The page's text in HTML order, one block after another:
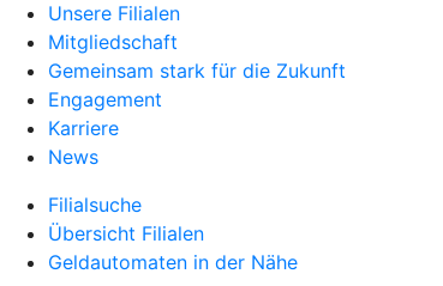
Unsere Filialen
Mitgliedschaft
Gemeinsam stark für die Zukunft
Engagement
Karriere
News
Filialsuche
Übersicht Filialen
Geldautomaten in der Nähe